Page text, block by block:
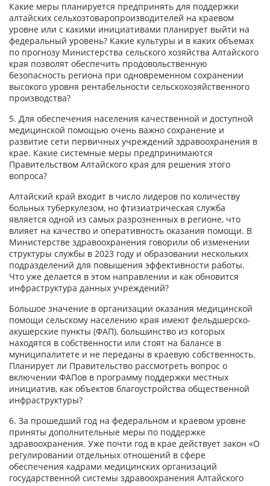
Какие меры планируется предпринять для поддержки
алтайских сельхозтоваропроизводителей на краевом
уровне или с какими инициативами планирует выйти на
федеральный уровень? Какие культуры и в каких объемах
по прогнозу Министерства сельского хозяйства Алтайского
края позволят обеспечить продовольственную
безопасность региона при одновременном сохранении
высокого уровня рентабельности сельскохозяйственного
производства?
5. Для обеспечения населения качественной и доступной
медицинской помощью очень важно сохранение и
развитие сети первичных учреждений здравоохранения в
крае. Какие системные меры предпринимаются
Правительством Алтайского края для решения этого
вопроса?
Алтайский край входит в число лидеров по количеству
больных туберкулезом, но фтизиатрическая служба
является одной из самых разрозненных в регионе, что
влияет на качество и оперативность оказания помощи. В
Министерстве здравоохранения говорили об изменении
структуры службы в 2023 году и образовании нескольких
подразделений для повышения эффективности работы.
Что уже делается в этом направлении и как обновится
инфраструктура данных учреждений?
Большое значение в организации оказания медицинской
помощи сельскому населению края имеют фельдшерско-
акушерские пункты (ФАП), большинство из которых
находятся в собственности или стоят на балансе в
муниципалитете и не переданы в краевую собственность.
Планирует ли Правительство рассмотреть вопрос о
включении ФАПов в программу поддержки местных
инициатив, как объектов благоустройства общественной
инфраструктуры?
6. За прошедший год на федеральном и краевом уровне
приняты дополнительные меры по поддержке
здравоохранения. Уже почти год в крае действует закон «О
регулировании отдельных отношений в сфере
обеспечения кадрами медицинских организаций
государственной системы здравоохранения Алтайского